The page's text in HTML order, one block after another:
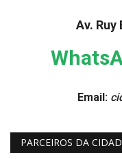
Av. Ruy
Email:
PARCEIROS DA